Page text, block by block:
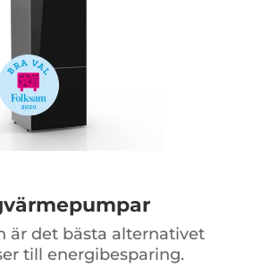
är det bästa alternativet
till energibesparing.